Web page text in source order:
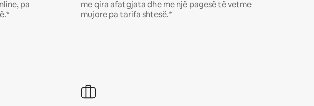
pa
me qira afatgjata dhe me një pagesë të vetme
mujore pa tarifa shtesë.*